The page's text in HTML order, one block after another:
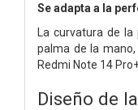
Se adapta a la
La curvatura de
palma de la
Redmi Note 14 Pro+
Diseño de